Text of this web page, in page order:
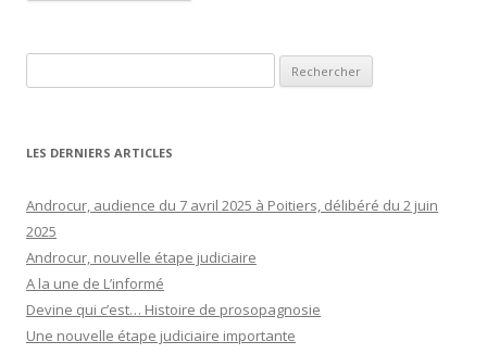
LES DERNIERS ARTICLES
Androcur, audience du 7 avril 2025 à Poitiers, délibéré du 2 juin
2025
Androcur, nouvelle étape judiciaire
A la une de L’informé
Devine qui c’est… Histoire de prosopagnosie
Une nouvelle étape judiciaire importante